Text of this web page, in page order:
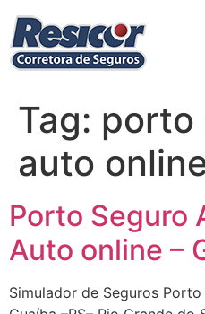
para
conteúdo
Tag: porto
auto
Porto Seguro
Auto online –
Simulador de Seguros